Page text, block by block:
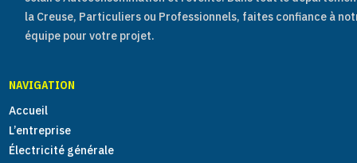
la Creuse, Particuliers ou Professionnels, faites confiance à
équipe pour votre projet.
NAVIGATION
Accueil
L’entreprise
Électricité générale